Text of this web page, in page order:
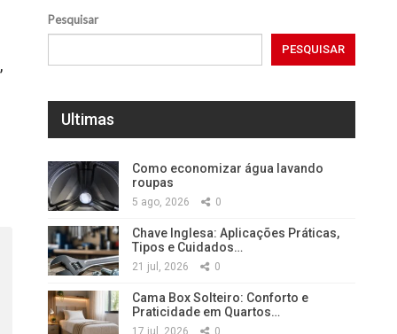
Pesquisar
PESQUISAR
Ultimas
Como economizar água lavando
roupas
5 ago, 2026 0
Chave Inglesa: Aplicações Práticas,
Tipos e Cuidados…
21 jul, 2026 0
Cama Box Solteiro: Conforto e
Praticidade em Quartos…